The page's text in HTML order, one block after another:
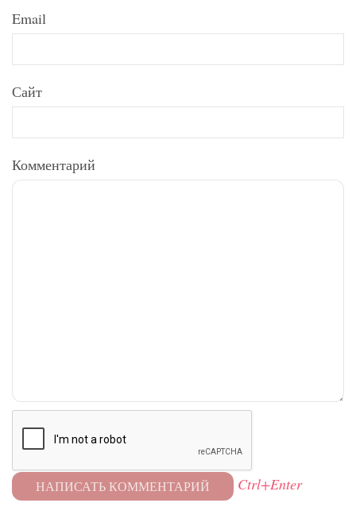
Email
Сайт
Комментарий
Ctrl+Enter